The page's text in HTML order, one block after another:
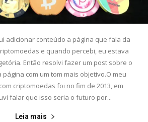
adicionar conteúdo a página que fala da
e quando percebi, eu estava
Então resolvi fazer um post sobre o
com um tom mais objetivo.O meu
criptomoedas foi no fim de 2013, em
falar que isso seria o futuro por...
Leia mais